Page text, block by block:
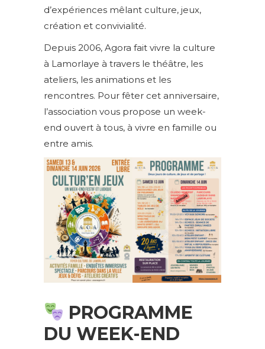
d’expériences mêlant culture, jeux,
création et convivialité.
Depuis 2006, Agora fait vivre la culture
à Lamorlaye à travers le théâtre, les
ateliers, les animations et les
rencontres. Pour fêter cet anniversaire,
l’association vous propose un week-
end ouvert à tous, à vivre en famille ou
entre amis.
PROGRAMME
DU WEEK-END